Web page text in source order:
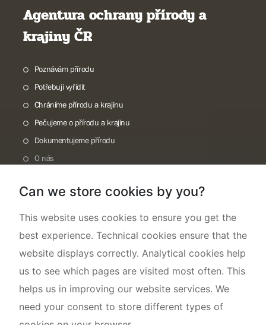
Agentura ochrany přírody a
krajiny ČR
Poznávám přírodu
Potřebuji vyřídit
Chráníme přírodu a krajinu
Pečujeme o přírodu a krajinu
Dokumentujeme přírodu
O nás
Can we store cookies by you?
This website uses cookies to ensure you get the
best experience. Technical cookies ensure that the
website displays correctly. Analytical cookies help
us to see which pages are visited most often. This
helps us in improving our website services. We
need your consent to store different types of